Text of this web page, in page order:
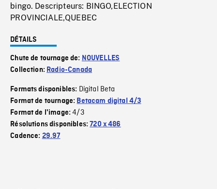
bingo. Descripteurs: BINGO,ELECTION
PROVINCIALE,QUEBEC
DÉTAILS
Chute de tournage de: NOUVELLES
Collection: Radio-Canada
Formats disponibles: Digital Beta
Format de tournage: Betacam digital 4/3
Format de l'image:4/3
Résolutions disponibles:720 x 486
Cadence: 29.97